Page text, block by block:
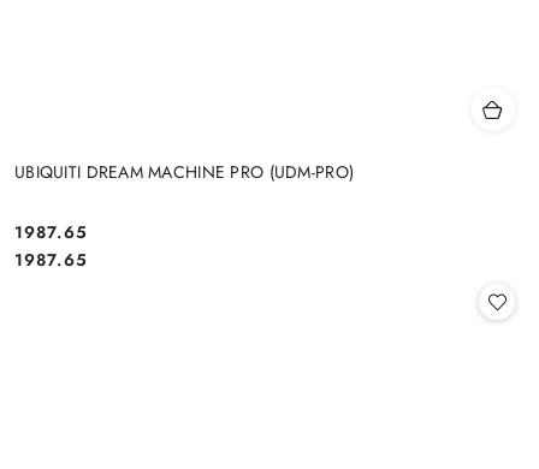
UBIQUITI DREAM MACHINE PRO (UDM-PRO)
Cena:
1987.65
Cena:
1987.65